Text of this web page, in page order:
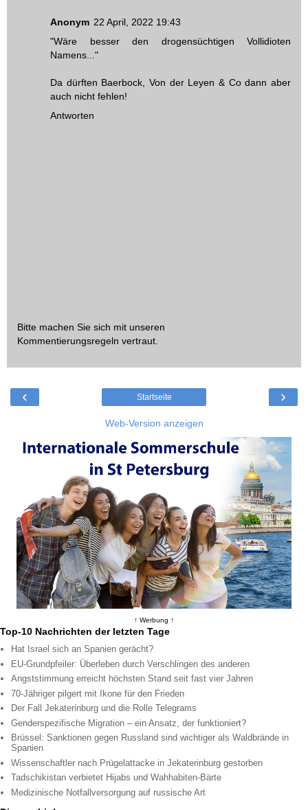
Anonym 22 April, 2022 19:43
"Wäre besser den drogensüchtigen Vollidioten
Namens..."
Da dürften Baerbock, Von der Leyen & Co dann aber
auch nicht fehlen!
Antworten
Bitte machen Sie sich mit unseren
Kommentierungsregeln vertraut.
‹ ›
Startseite
Web-Version anzeigen
↑ Werbung ↑
Top-10 Nachrichten der letzten Tage
Hat Israel sich an Spanien gerächt?
EU-Grundpfeiler: Überleben durch Verschlingen des anderen
Angststimmung erreicht höchsten Stand seit fast vier Jahren
70-Jähriger pilgert mit Ikone für den Frieden
Der Fall Jekaterinburg und die Rolle Telegrams
Genderspezifische Migration – ein Ansatz, der funktioniert?
Brüssel: Sanktionen gegen Russland sind wichtiger als Waldbrände in
Spanien
Wissenschaftler nach Prügelattacke in Jekaterinburg gestorben
Tadschikistan verbietet Hijabs und Wahhabiten-Bärte
Medizinische Notfallversorgung auf russische Art